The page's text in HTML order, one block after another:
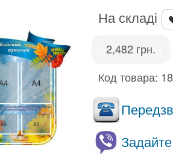
На складі
2,482 грн.
Код товара: